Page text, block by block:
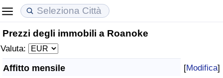
Prezzi degli immobili a Roanoke
Valuta:
Affitto mensile [Modifica]
Costo della vita
Indice Del Costo Della Vita (corrente)
Prezzi degli immobili
Indice del Prezzo delle Case (Corrente)
Qualità della Vita
Indice della Qualità della Vita